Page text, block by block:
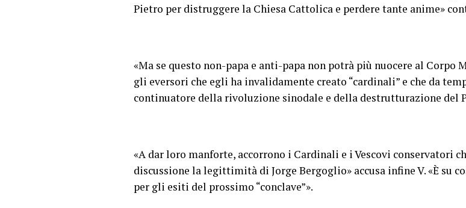
Pietro per distruggere la Chiesa Cattolica e perdere tante anime»
«Ma se questo non-papa e anti-papa non potrà più nuocere al
gli eversori che egli ha invalidamente creato “cardinali” e che da
continuatore della rivoluzione sinodale e della destrutturazione del
«A dar loro manforte, accorrono i Cardinali e i Vescovi conservatori
discussione la legittimità di Jorge Bergoglio» accusa infine V. «È su
per gli esiti del prossimo “conclave”».